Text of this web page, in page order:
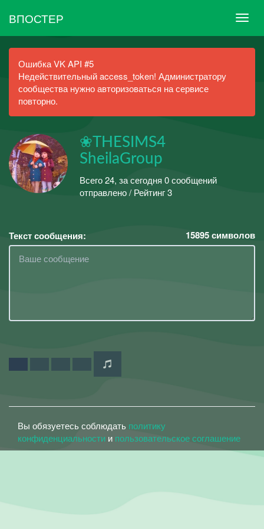
ВПОСТЕР
Ошибка VK API #5
Недействительный access_token! Администратору
сообщества нужно авторизоваться на сервисе
повторно.
❀THESIMS4
SheilaGroup
Всего 24, за сегодня 0 сообщений
отправлено / Рейтинг 3
Текст сообщения: 15895символов
Вы обязуетесь соблюдать политику
конфиденциальности и пользовательское соглашение